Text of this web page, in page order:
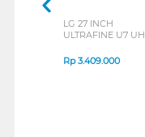
LG 27 INCH
ULTRAFINE U7
B_G3
Rp3.409.000